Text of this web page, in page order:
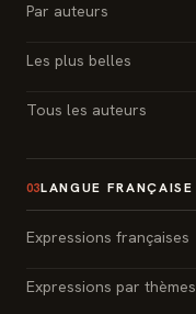
Par auteurs
Les plus belles
Tous les auteurs
03LANGUE FRANÇAISE
Expressions françaises
Expressions par thèmes